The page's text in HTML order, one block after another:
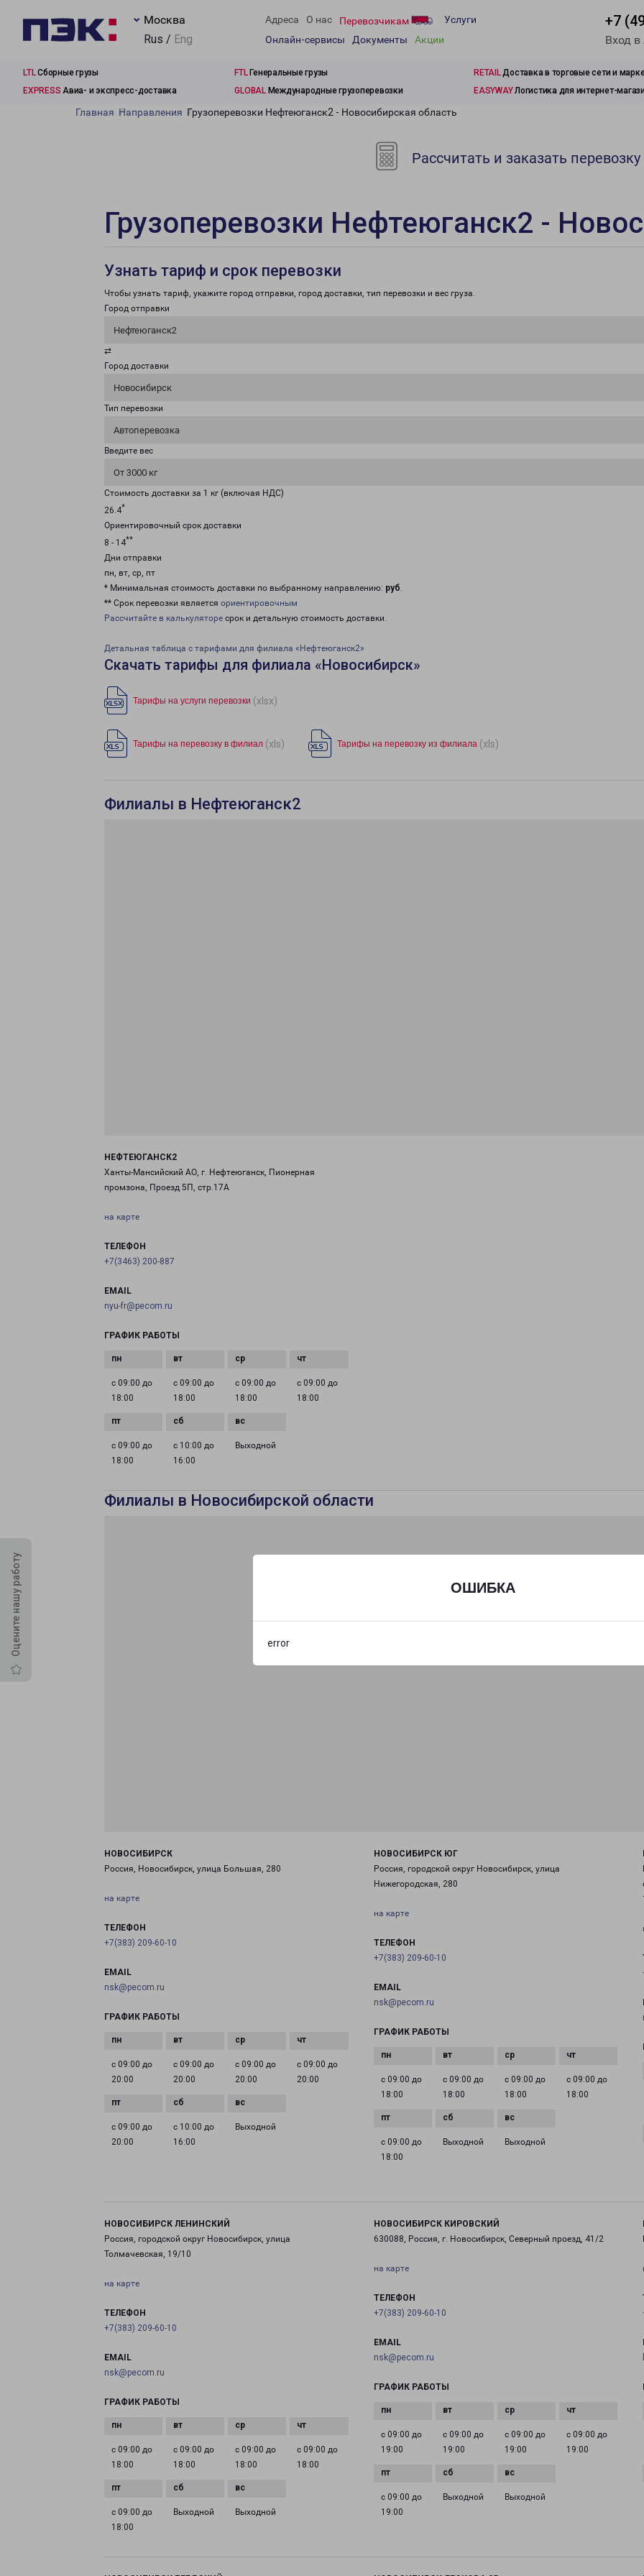
ОШИБКА
error
Москва
Rus / Eng
Адреса О нас Перевозчикам
Услуги
Онлайн-сервисы
Документы Акции
+7
Вход
LTLСборные грузы FTLГенеральные грузы RETAILДоставка в торговые сети и
EXPRESS Авиа- и экспресс-доставка GLOBALМеждународные грузоперевозки EASYWAYЛогистика для интернет-
Оцените нашу работу
Главная Направления Грузоперевозки Нефтеюганск2 - Новосибирская область
Рассчитать и заказать перевозку
Грузоперевозки Нефтеюганск2 -
Узнать тариф и срок перевозки
Чтобы узнать тариф, укажите город отправки, город доставки, тип перевозки и вес груза.
Город отправки
Нефтеюганск2
⇄
Город доставки
Новосибирск
Тип перевозки
Автоперевозка
Введите вес
От 3000 кг
Стоимость доставки за 1 кг (включая НДС)
26.4*
Ориентировочный срок доставки
8 - 14**
Дни отправки
пн, вт, ср, пт
* Минимальная стоимость доставки по выбранному направлению: руб.
** Срок перевозки является ориентировочным
Рассчитайте в калькуляторе срок и детальную стоимость доставки.
Детальная таблица с тарифами для филиала «Нефтеюганск2»
Скачать тарифы для филиала «Новосибирск»
Тарифы на услуги перевозки (xlsx)
Тарифы на перевозку в филиал (xls) Тарифы на перевозку из филиала (xls)
Филиалы в Нефтеюганск2
НЕФТЕЮГАНСК2
Ханты-Мансийский АО, г. Нефтеюганск, Пионерная
промзона, Проезд 5П, стр.17А
на карте
ТЕЛЕФОН
+7(3463) 200-887
EMAIL
nyu-fr@pecom.ru
ГРАФИК РАБОТЫ
с 09:00 до
18:00
с 09:00 до
18:00
с 09:00 до
18:00
с 09:00 до
18:00
с 09:00 до
18:00
с 10:00 до
16:00
Выходной
Филиалы в Новосибирской области
НОВОСИБИРСК
Россия, Новосибирск, улица Большая, 280
на карте
ТЕЛЕФОН
+7(383) 209-60-10
EMAIL
nsk@pecom.ru
ГРАФИК РАБОТЫ
с 09:00 до
20:00
с 09:00 до
20:00
с 09:00 до
20:00
с 09:00 до
20:00
с 09:00 до
20:00
с 10:00 до
16:00
Выходной
НОВОСИБИРСК ЮГ
Россия, городской округ Новосибирск, улица
Нижегородская, 280
на карте
ТЕЛЕФОН
+7(383) 209-60-10
EMAIL
nsk@pecom.ru
ГРАФИК РАБОТЫ
с 09:00 до
18:00
с 09:00 до
18:00
с 09:00 до
18:00
с 09:00 до
18:00
с 09:00 до
18:00
Выходной Выходной
НОВОСИБИРСК ЛЕНИНСКИЙ
Россия, городской округ Новосибирск, улица
Толмачевская, 19/10
на карте
ТЕЛЕФОН
+7(383) 209-60-10
EMAIL
nsk@pecom.ru
ГРАФИК РАБОТЫ
с 09:00 до
18:00
с 09:00 до
18:00
с 09:00 до
18:00
с 09:00 до
18:00
с 09:00 до
18:00
Выходной Выходной
НОВОСИБИРСК КИРОВСКИЙ
630088, Россия, г. Новосибирск, Северный проезд, 41/2
на карте
ТЕЛЕФОН
+7(383) 209-60-10
EMAIL
nsk@pecom.ru
ГРАФИК РАБОТЫ
с 09:00 до
19:00
с 09:00 до
19:00
с 09:00 до
19:00
с 09:00 до
19:00
с 09:00 до
19:00
Выходной Выходной